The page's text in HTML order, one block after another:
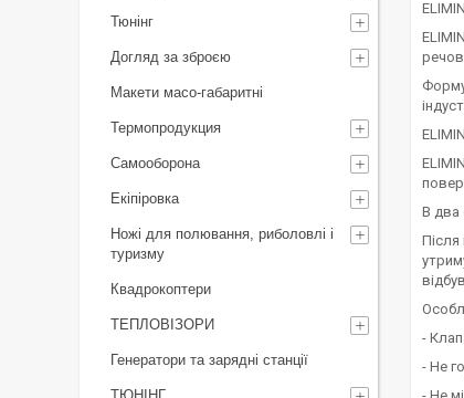
В два
Після
-
- Не
Тюнінг
Догляд за зброєю
Макети масо-габаритні
Термопродукция
Самооборона
Екіпіровка
Ножі для полювання, риболовлі і
туризму
Квадрокоптери
ТЕПЛОВІЗОРИ
Генератори та зарядні станції